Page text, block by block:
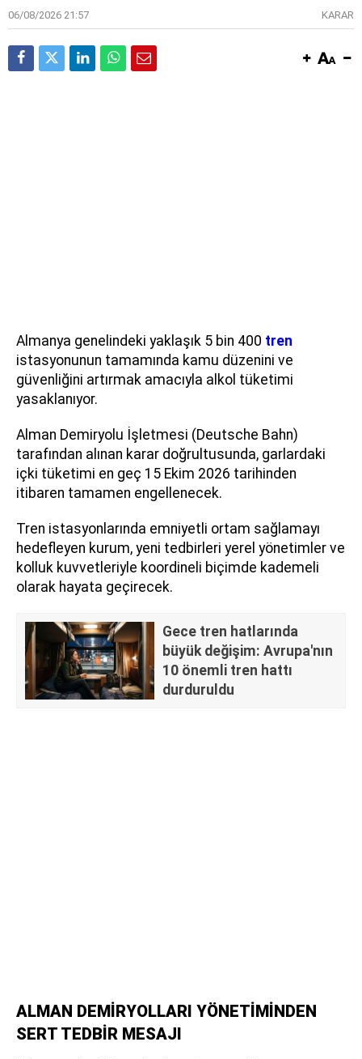
06/08/2026 21:57 KARAR
Almanya genelindeki yaklaşık 5 bin 400 tren
istasyonunun tamamında kamu düzenini ve
güvenliğini artırmak amacıyla alkol tüketimi
yasaklanıyor.
Alman Demiryolu İşletmesi (Deutsche Bahn)
tarafından alınan karar doğrultusunda, garlardaki
içki tüketimi en geç 15 Ekim 2026 tarihinden
itibaren tamamen engellenecek.
Tren istasyonlarında emniyetli ortam sağlamayı
hedefleyen kurum, yeni tedbirleri yerel yönetimler ve
kolluk kuvvetleriyle koordineli biçimde kademeli
olarak hayata geçirecek.
Gece tren hatlarında
büyük değişim: Avrupa'nın
10 önemli tren hattı
durduruldu
ALMAN DEMİRYOLLARI YÖNETİMİNDEN
SERT TEDBİR MESAJI